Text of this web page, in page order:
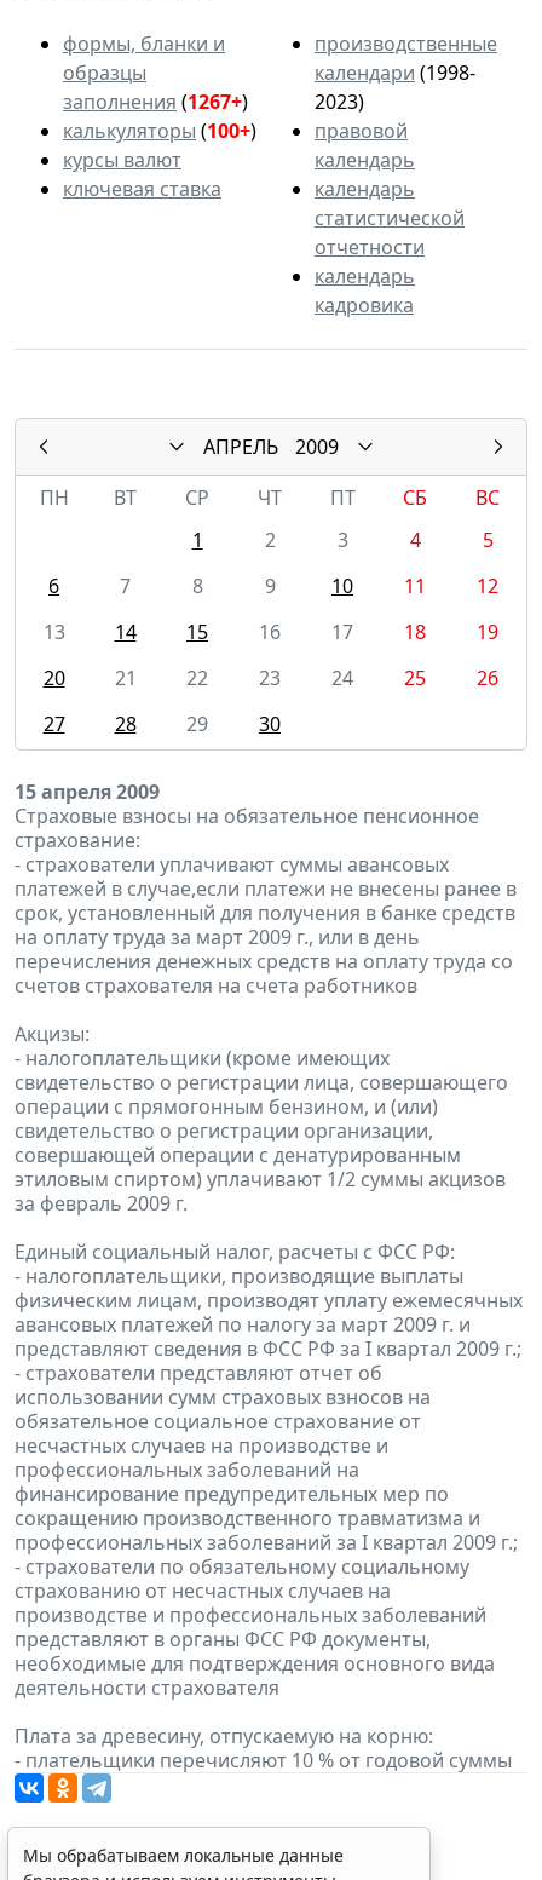
формы, бланки и
образцы
заполнения (1267+)
калькуляторы (100+)
курсы валют
ключевая ставка
производственные
календари (1998-
2023)
правовой
календарь
календарь
статистической
отчетности
календарь
кадровика
АПРЕЛЬ
2009
ПН
ВТ СР ЧТ ПТ СБ
ВС
1
2 3 4
5
6
7 8 9 10 11
12
13
14 15 16 17 18
19
20
21 22 23 24 25
26
27
28 29 30
15 апреля 2009
Страховые взносы на обязательное пенсионное
страхование:
- страхователи уплачивают суммы авансовых
платежей в случае,если платежи не внесены ранее в
срок, установленный для получения в банке средств
на оплату труда за март 2009 г., или в день
перечисления денежных средств на оплату труда со
счетов страхователя на счета работников
Акцизы:
- налогоплательщики (кроме имеющих
свидетельство о регистрации лица, совершающего
операции с прямогонным бензином, и (или)
свидетельство о регистрации организации,
совершающей операции с денатурированным
этиловым спиртом) уплачивают 1/2 суммы акцизов
за февраль 2009 г.
Единый социальный налог, расчеты с ФСС РФ:
- налогоплательщики, производящие выплаты
физическим лицам, производят уплату ежемесячных
авансовых платежей по налогу за март 2009 г. и
представляют сведения в ФСС РФ за I квартал 2009 г.;
- страхователи представляют отчет об
использовании сумм страховых взносов на
обязательное социальное страхование от
несчастных случаев на производстве и
профессиональных заболеваний на
финансирование предупредительных мер по
сокращению производственного травматизма и
профессиональных заболеваний за I квартал 2009 г.;
- страхователи по обязательному социальному
страхованию от несчастных случаев на
производстве и профессиональных заболеваний
представляют в органы ФСС РФ документы,
необходимые для подтверждения основного вида
деятельности страхователя
Плата за древесину, отпускаемую на корню:
- плательщики перечисляют 10 % от годовой суммы
Мы обрабатываем локальные данные